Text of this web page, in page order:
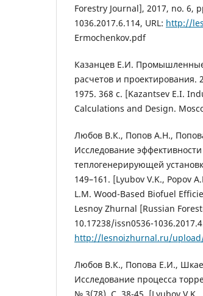
Forestry Journal], 2017, no. 6,
1036.2017.6.114, URL: http://
Ermochenkov.pdf
Казанцев Е.И.
расчетов и
1975. 368 с. [Kazantsev E.I.
Calculations and Design.
Любов В.К., Попов А.Н.,
Исследование
теплогенерирующей
149–161. [Lyubov V.K., Popov
L.M. Wood-Based Biofuel
Lesnoy Zhurnal [Russian
10.17238/issn0536-
http://lesnoizhurnal.ru/
Любов В.К., Попова Е.И.,
Исследование процесса